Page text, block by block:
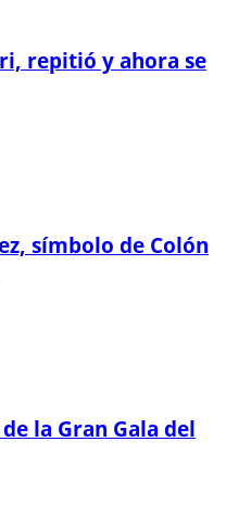
repitió y ahora se
símbolo de Colón
la Gran Gala del